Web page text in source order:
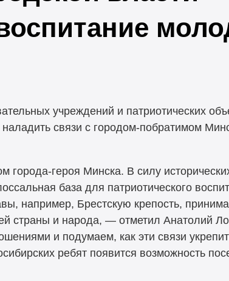
учреждений и патриотических
связи с городом-побратимом
города-героя Минска. В силу
база для патриотического
например, Брестскую крепость,
страны и народа, — отметил Анатолий
и подумаем, как эти связи
ребят появится возможность